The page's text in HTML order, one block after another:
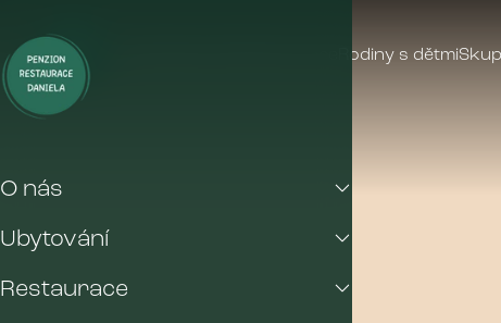
Rodiny s dětmi
O nás
Ubytování
Restaurace